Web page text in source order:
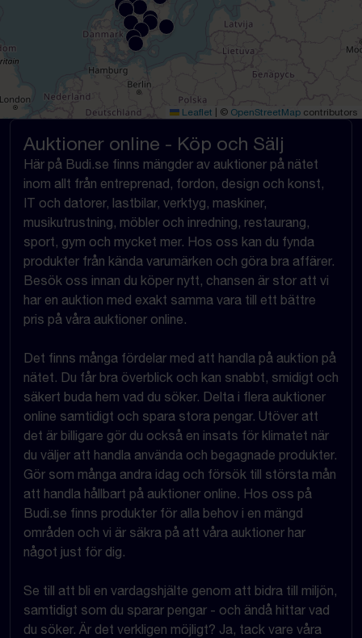
Leaflet | © OpenStreetMap contributors
Auktioner online - Köp och Sälj
Här på Budi.se finns mängder av auktioner på nätet
inom allt från entreprenad, fordon, design och konst,
IT och datorer, lastbilar, verktyg, maskiner,
musikutrustning, möbler och inredning, restaurang,
sport, gym och mycket mer. Hos oss kan du fynda
produkter från kända varumärken och göra bra affärer.
Besök oss innan du köper nytt, chansen är stor att vi
har en auktion med exakt samma vara till ett bättre
pris på våra auktioner online.
Det finns många fördelar med att handla på auktion på
nätet. Du får bra överblick och kan snabbt, smidigt och
säkert buda hem vad du söker. Delta i flera auktioner
online samtidigt och spara stora pengar. Utöver att
det är billigare gör du också en insats för klimatet när
du väljer att handla använda och begagnade produkter.
Gör som många andra idag och försök till största mån
att handla hållbart på auktioner online. Hos oss på
Budi.se finns produkter för alla behov i en mängd
områden och vi är säkra på att våra auktioner har
något just för dig.
Se till att bli en vardagshjälte genom att bidra till miljön,
samtidigt som du sparar pengar - och ändå hittar vad
du söker. Är det verkligen möjligt? Ja, tack vare våra